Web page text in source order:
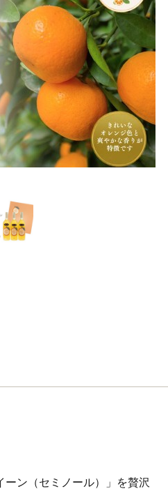
ン（セミノール）」を贅沢